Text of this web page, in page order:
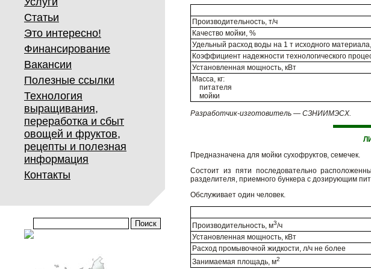
Статьи
Это интересно!
Финансирование
Вакансии
Полезные ссылки
Технология
выращивания,
переработка и сбыт
овощей и фруктов,
рецепты и полезная
информация
Контакты
Производительность, т/ч
Качество мойки, %
Удельный расход воды на 1 т исходного
Коэффициент надежности технологического
Установленная мощность, кВт
Масса, кг:
питателя
мойки
Разработчик-изготовитель — СЗНИИМЭСХ.
Предназначена для мойки сухофруктов, семечек.
Состоит из пяти последовательно
разделителя, приемного бункера с дозирующим
Обслуживает один человек.
Производительность, м3/ч
Установленная мощность, кВт
Расход промывочной жидкости, л/ч не более
Занимаемая площадь, м2